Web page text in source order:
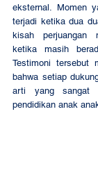
eksternal. Momen
terjadi ketika dua
kisah perjuangan
ketika masih
Testimoni tersebut
bahwa setiap
arti yang sangat
pendidikan anak